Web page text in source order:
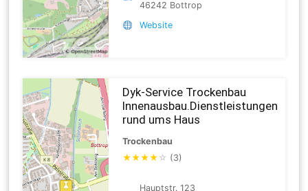
46242 Bottrop
Website
Dyk-Service Trockenbau
Innenausbau.Dienstleistungen
rund ums Haus
Trockenbau
★★★★ ☆ (3)
Hauptstr. 123